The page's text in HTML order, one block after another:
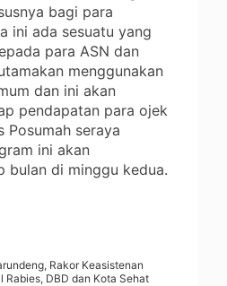
bagi para
ini ada sesuatu yang
para ASN dan
menggunakan
dan ini akan
pendapatan para ojek
Posumah seraya
ini akan
bulan di minggu kedua.
Rakor Keasistenan
Rabies, DBD dan Kota Sehat